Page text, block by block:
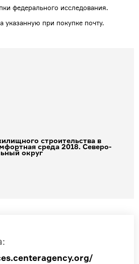
федерального исследования.
указанную при покупке почту.
строительства в
среда 2018. Северо-
округ
: